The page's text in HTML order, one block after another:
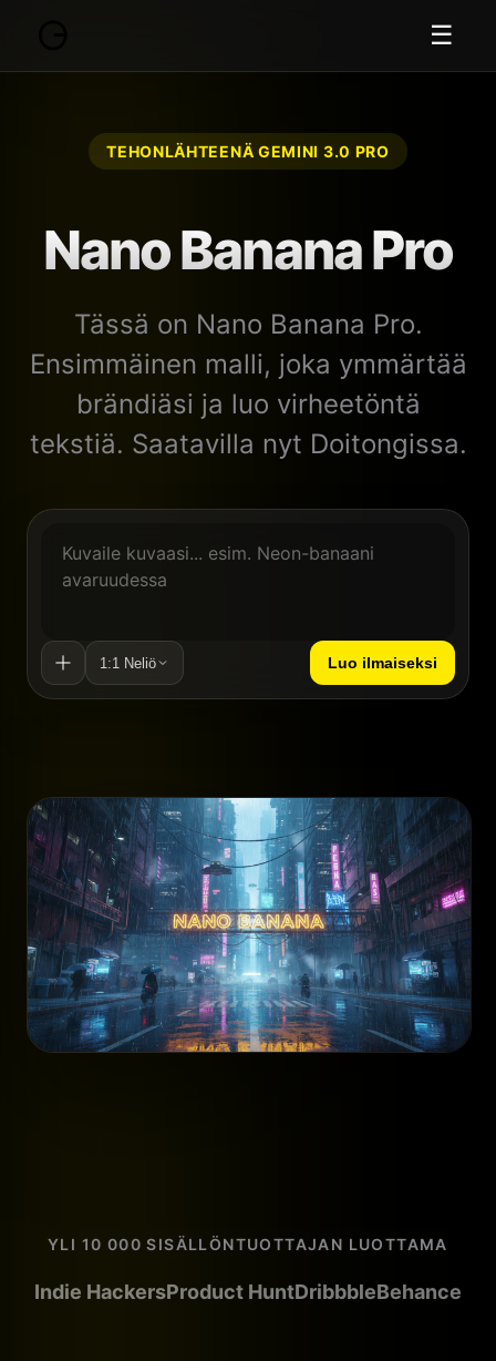
☰
TEHONLÄHTEENÄ GEMINI 3.0 PRO
Nano Banana Pro
Tässä on Nano Banana Pro.
Ensimmäinen malli, joka ymmärtää
brändiäsi ja luo virheetöntä
tekstiä. Saatavilla nyt Doitongissa.
1:1 Neliö Luo ilmaiseksi
YLI 10 000 SISÄLLÖNTUOTTAJAN LUOTTAMA
Indie HackersProduct HuntDribbbleBehance